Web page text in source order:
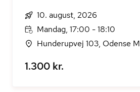
10. august, 2026
Mandag, 17:00 - 18:10
Hunderupvej 103, Odense M
1.300 kr.